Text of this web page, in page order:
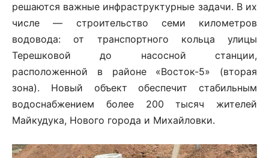
решаются важные инфраструктурные задачи. В их
числе — строительство семи километров
водовода: от транспортного кольца улицы
Терешковой до насосной станции,
расположенной в районе «Восток-5» (вторая
зона). Новый объект обеспечит стабильным
водоснабжением более 200 тысяч жителей
Майкудука, Нового города и Михайловки.